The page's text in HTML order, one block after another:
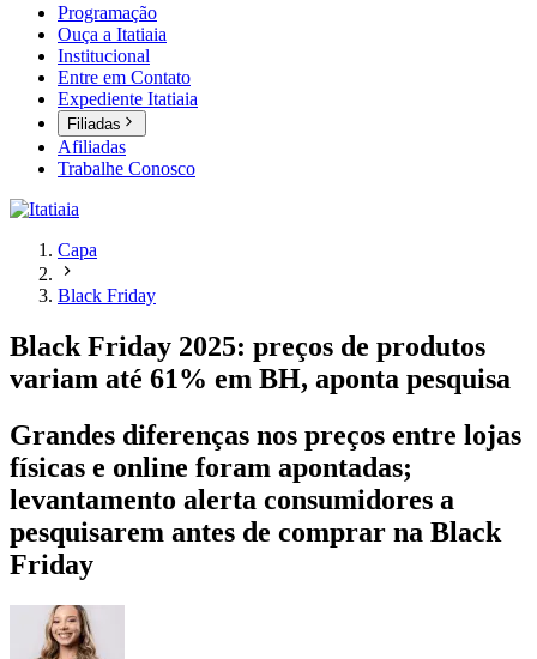
Programação
Ouça a Itatiaia
Institucional
Entre em Contato
Expediente Itatiaia
Filiadas
Afiliadas
Trabalhe Conosco
Capa
Black Friday
Black Friday 2025: preços de produtos
variam até 61% em BH, aponta pesquisa
Grandes diferenças nos preços entre lojas
físicas e online foram apontadas;
levantamento alerta consumidores a
pesquisarem antes de comprar na Black
Friday